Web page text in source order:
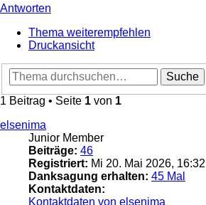
Antworten
Thema weiterempfehlen
Druckansicht
Suche
1 Beitrag • Seite 1 von 1
elsenima
Junior Member
Beiträge: 46
Registriert: Mi 20. Mai 2026, 16:32
Danksagung erhalten: 45 Mal
Kontaktdaten:
Kontaktdaten von elsenima